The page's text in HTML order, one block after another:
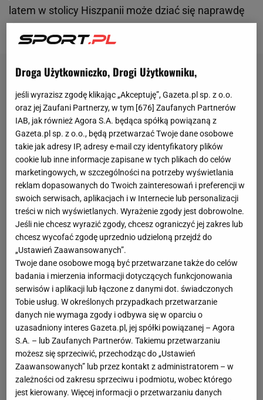
latem w stolicy Hiszpanii może dziać się naprawdę
dużo.
Droga Użytkowniczko, Drogi Użytkowniku,
jeśli wyrazisz zgodę klikając „Akceptuję”, Gazeta.pl sp. z o.o.
oraz jej Zaufani Partnerzy, w tym [676] Zaufanych Partnerów
IAB, jak również Agora S.A. będąca spółką powiązaną z
Gazeta.pl sp. z o.o., będą przetwarzać Twoje dane osobowe
takie jak adresy IP, adresy e-mail czy identyfikatory plików
cookie lub inne informacje zapisane w tych plikach do celów
marketingowych, w szczególności na potrzeby wyświetlania
reklam dopasowanych do Twoich zainteresowań i preferencji w
swoich serwisach, aplikacjach i w Internecie lub personalizacji
treści w nich wyświetlanych. Wyrażenie zgody jest dobrowolne.
Jeśli nie chcesz wyrazić zgody, chcesz ograniczyć jej zakres lub
chcesz wycofać zgodę uprzednio udzieloną przejdź do
„Ustawień Zaawansowanych”.
Twoje dane osobowe mogą być przetwarzane także do celów
badania i mierzenia informacji dotyczących funkcjonowania
serwisów i aplikacji lub łączone z danymi dot. świadczonych
Tobie usług. W określonych przypadkach przetwarzanie
danych nie wymaga zgody i odbywa się w oparciu o
uzasadniony interes Gazeta.pl, jej spółki powiązanej – Agora
S.A. – lub Zaufanych Partnerów. Takiemu przetwarzaniu
możesz się sprzeciwić, przechodząc do „Ustawień
Zaawansowanych” lub przez kontakt z administratorem – w
zależności od zakresu sprzeciwu i podmiotu, wobec którego
jest kierowany. Więcej informacji o przetwarzaniu danych